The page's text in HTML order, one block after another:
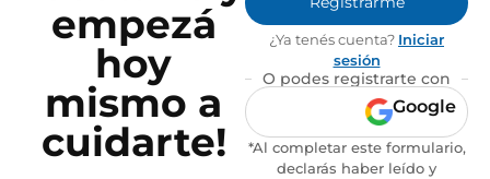
empezá
hoy
mismo a
cuidarte!
¿Ya tenés cuenta? Iniciar
sesión
O podes registrarte con
Google
*Al completar este formulario,
declarás haber leído y